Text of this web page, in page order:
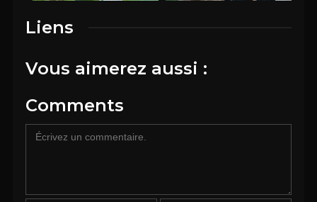
Liens
Vous aimerez aussi :
Comments